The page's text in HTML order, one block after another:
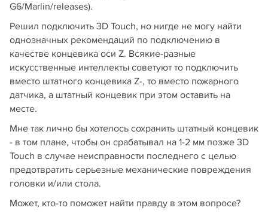
G6/Marlin/releases).
Решил подключить 3D Touch, но нигде не могу найти
однозначных рекомендаций по подключению в
качестве концевика оси Z. Всякие-разные
искусственные интеллекты советуют то подключить
вместо штатного концевика Z-, то вместо пожарного
датчика, а штатный концевик при этом оставить на
месте.
Мне так лично бы хотелось сохранить штатный концевик
- в том плане, чтобы он срабатывал на 1-2 мм позже 3D
Touch в случае неисправности последнего с целью
предотвратить серьезные механические повреждения
головки и/или стола.
Может, кто-то поможет найти правду в этом вопросе?